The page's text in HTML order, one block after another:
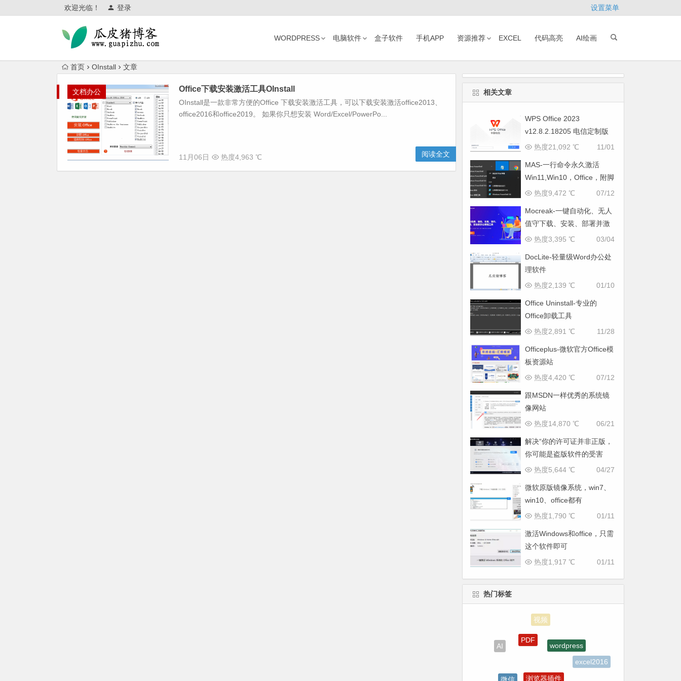
欢迎光临！ 登录 设置菜单
WORDPRESS 电脑软件 盒子软件 手机APP 资源推荐 EXCEL 代码高亮 AI绘画
首页 OInstall 文章
文档办公 Office下载安装激活工具OInstall
OInstall是一款非常方便的Office 下载安装激活工具，可以下载安装激活office2013、
office2016和office2019。 如果你只想安装 Word/Excel/PowerPo...
11月06日 热度4,963 ℃ 阅读全文
相关文章
WPS Office 2023
v12.8.2.18205 电信定制版
(自带 VBA、无广告)
11/01
热度21,092 ℃
MAS-一行命令永久激活
Win11,Win10，Office，附脚
本下载
07/12
热度9,472 ℃
Mocreak-一键自动化、无人
值守下载、安装、部署并激
活Office的利器
03/04
热度3,395 ℃
DocLite-轻量级Word办公处
理软件
01/10
热度2,139 ℃
Office Uninstall-专业的
Office卸载工具
11/28
热度2,891 ℃
Officeplus-微软官方Office模
板资源站
07/12
热度4,420 ℃
跟MSDN一样优秀的系统镜
像网站
06/21
热度14,870 ℃
解决“你的许可证并非正版，
你可能是盗版软件的受害
者，立即通过正版 Office 避
题
04/27
热度5,644 ℃
微软原版镜像系统，win7、
win10、office都有
01/11
热度1,790 ℃
激活Windows和office，只需
这个软件即可
01/11
热度1,917 ℃
热门标签
AI
PDF
wordpress
excel2016
微信